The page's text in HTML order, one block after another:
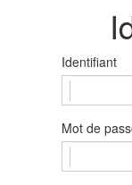
Identifiant
Mot de